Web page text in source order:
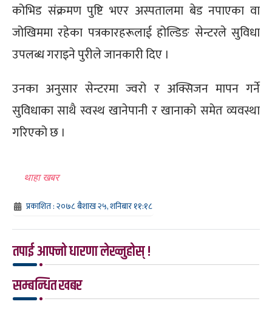
कोभिड संक्रमण पुष्टि भएर अस्पतालमा बेड नपाएका वा
जोखिममा रहेका पत्रकारहरूलाई होल्डिङ सेन्टरले सुविधा
उपलब्ध गराइने पुरीले जानकारी दिए ।
उनका अनुसार सेन्टरमा ज्वरो र अक्सिजन मापन गर्ने
सुविधाका साथै स्वस्थ खानेपानी र खानाको समेत व्यवस्था
गरिएको छ ।
थाहा खबर
प्रकाशित : २०७८ बैशाख २५, शनिबार ११:१८
तपाई आफ्नो धारणा लेख्नुहोस् !
सम्बन्धित खबर